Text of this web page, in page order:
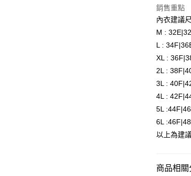
玉山商
台新國
台灣樂
ATM付款
運送方式
全家取貨
每筆
付款後全
7-11取貨
每筆
每筆
銷售重點
內衣建議
M :
L :
XL :
2L :
3L :
4L :
5L
6L
以上為建
商品相